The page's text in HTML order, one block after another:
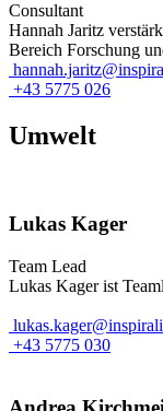
Consultant
Hannah Jaritz
Bereich Forschung
+43 5775 026
Umwelt
Lukas Kager
Team Lead
Lukas Kager ist
+43 5775 030